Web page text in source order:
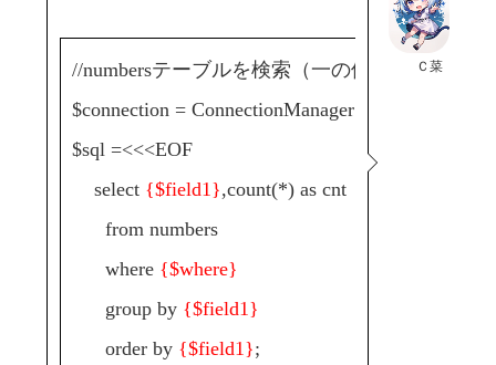
Ｃ菜
//numbersテーブルを検索（一の位）
$connection = ConnectionManager::get('default');
$sql =<<<EOF
select {$field1},count(*) as cnt
from numbers
where {$where}
group by {$field1}
order by {$field1};